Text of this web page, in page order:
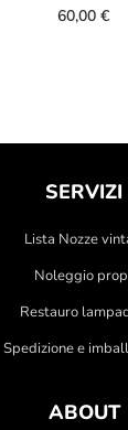
60,00€
SERVIZI
Lista Nozze
Noleggio
Restauro
Spedizione e
ABOUT